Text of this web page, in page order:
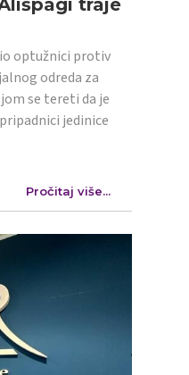
optužnici protiv
odreda za
se tereti da je
jedinice
Pročitaj više...